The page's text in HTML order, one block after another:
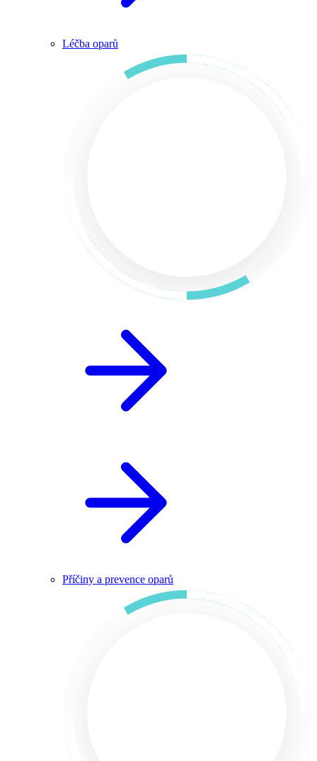
Léčba oparů
Příčiny a prevence oparů